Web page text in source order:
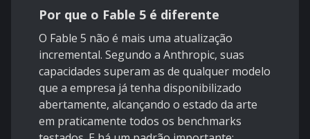
Por que o Fable 5 é diferente
O Fable 5 não é mais uma atualização
incremental. Segundo a Anthropic, suas
capacidades superam as de qualquer modelo
que a empresa já tenha disponibilizado
abertamente, alcançando o estado da arte
em praticamente todos os benchmarks